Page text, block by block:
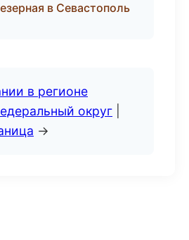
в Севастополь
в регионе
округ
→